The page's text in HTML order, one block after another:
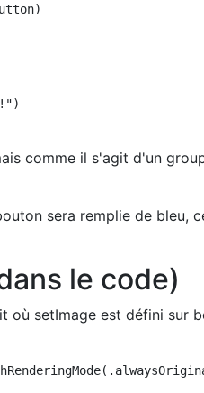
comme il s'agit d'un
sera remplie de bleu,
le code)
où setImage est défini sur